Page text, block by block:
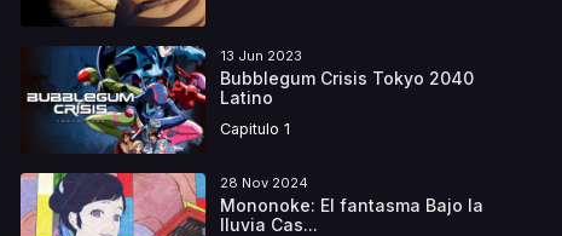
13 Jun 2023
Bubblegum Crisis Tokyo 2040
Latino
Capitulo 1
28 Nov 2024
Mononoke: El fantasma Bajo la
lluvia Cas...